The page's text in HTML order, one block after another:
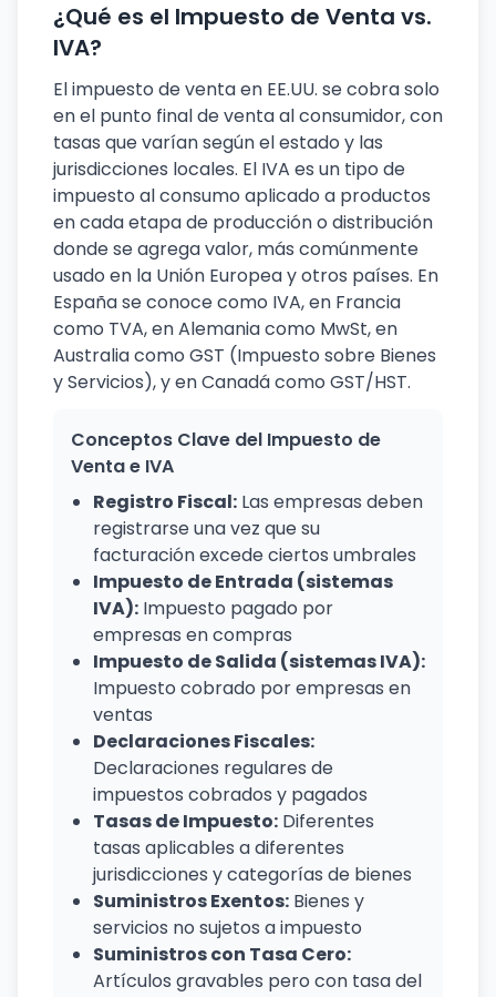
¿Qué es el Impuesto de Venta vs.
IVA?
El impuesto de venta en EE.UU. se cobra solo
en el punto final de venta al consumidor, con
tasas que varían según el estado y las
jurisdicciones locales. El IVA es un tipo de
impuesto al consumo aplicado a productos
en cada etapa de producción o distribución
donde se agrega valor, más comúnmente
usado en la Unión Europea y otros países. En
España se conoce como IVA, en Francia
como TVA, en Alemania como MwSt, en
Australia como GST (Impuesto sobre Bienes
y Servicios), y en Canadá como GST/HST.
Conceptos Clave del Impuesto de
Venta e IVA
Registro Fiscal: Las empresas deben
registrarse una vez que su
facturación excede ciertos umbrales
Impuesto de Entrada (sistemas
IVA): Impuesto pagado por
empresas en compras
Impuesto de Salida (sistemas IVA):
Impuesto cobrado por empresas en
ventas
Declaraciones Fiscales:
Declaraciones regulares de
impuestos cobrados y pagados
Tasas de Impuesto: Diferentes
tasas aplicables a diferentes
jurisdicciones y categorías de bienes
Suministros Exentos: Bienes y
servicios no sujetos a impuesto
Suministros con Tasa Cero:
Artículos gravables pero con tasa del